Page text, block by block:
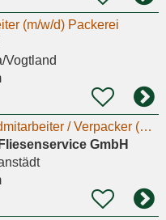
(m/w/d) Packerei
Minijob als Versandmitarbeiter / Verpacker (m/w/d) 15.07.2026
GmbH